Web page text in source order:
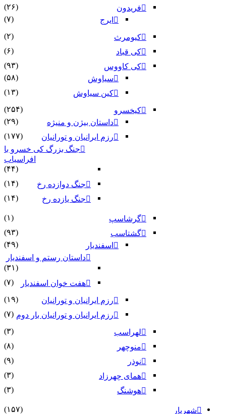
فریدون
(۲۶)
ایرج
(۷)
کیومرث
(۲)
کی قباد
(۶)
کی کاووس
(۹۳)
سیاوش
(۵۸)
کین سیاوش
(۱۳)
کیخسرو
(۲۵۴)
داستان بیژن و منیژه
(۲۹)
رزم ایرانیان و تورانیان
(۱۷۷)
جنگ بزرگ کی خسرو با
افراسیاب
(۴۴)
جنگ دوازده رخ
(۱۴)
جنگ یازده رخ
(۱۴)
گرشاسپ
(۱)
گشتاسب
(۹۳)
اسفندیار
(۴۹)
داستان رستم و اسفندیار
(۳۱)
هفت خوان اسفندیار
(۷)
رزم ایرانیان و تورانیان
(۱۹)
رزم ایرانیان و تورانیان بار دوم (۷)
لهراسب
(۳)
منوچهر
(۸)
نوذر
(۹)
هماى چهرزاد
(۳)
هوشنگ
(۳)
شهریار (۱۵۷)